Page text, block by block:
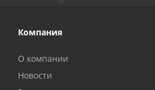
Компания
О компании
Новости